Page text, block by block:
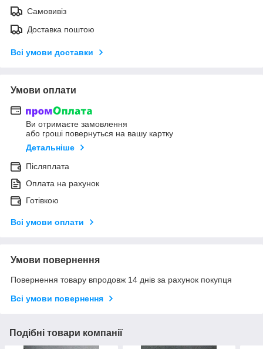
Самовивіз
Доставка поштою
Всі умови доставки
Умови оплати
Ви отримаєте замовлення
або гроші повернуться на вашу картку
Детальніше
Післяплата
Оплата на рахунок
Готівкою
Всі умови оплати
Умови повернення
Повернення товару впродовж 14 днів за рахунок покупця
Всі умови повернення
Подібні товари компанії